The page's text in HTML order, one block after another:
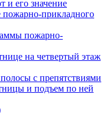
и его значение
пожарно-прикладного
пожарно-
на четвертый этаж
с препятствиями
и подъем по ней